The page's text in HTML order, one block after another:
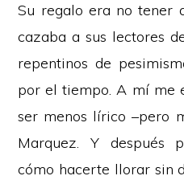
Su regalo era no tener
cazaba a sus lectores
repentinos de
por el tiempo. A mí me
ser menos lírico –pero
Marquez. Y después
cómo hacerte llorar sin